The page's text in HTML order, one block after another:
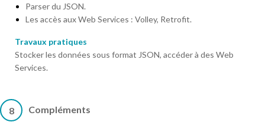
Parser du JSON.
Les accès aux Web Services : Volley, Retrofit.
Travaux pratiques
Stocker les données sous format JSON, accéder à des Web
Services.
8 Compléments